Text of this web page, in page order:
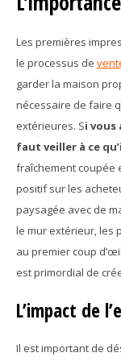
Les premières
le processus de
garder la maison
nécessaire de faire
extérieures. Si vous
faut veiller à ce
fraîchement coupée
positif sur les
paysagée avec de
le mur extérieur, les
au premier coup
est primordial de
L’impact de
Il est important de